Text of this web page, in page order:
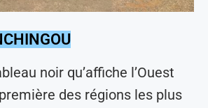
noir qu’affiche l’Ouest
des régions les plus